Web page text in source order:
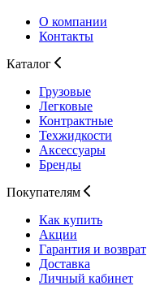
О компании
Контакты
Каталог
Грузовые
Легковые
Контрактные
Техжидкости
Аксессуары
Бренды
Покупателям
Как купить
Акции
Гарантия и возврат
Доставка
Личный кабинет